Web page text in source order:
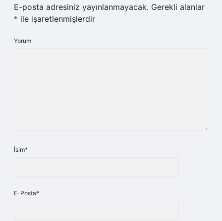
E-posta adresiniz yayınlanmayacak. Gerekli alanlar
* ile işaretlenmişlerdir
Yorum
İsim*
E-Posta*